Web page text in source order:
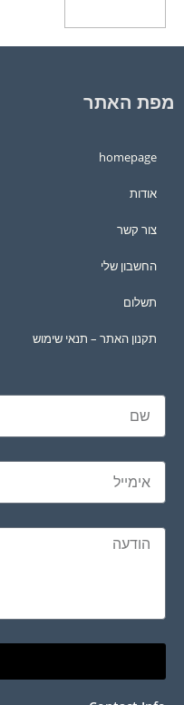
מפת האתר
homepage
אודות
צור קשר
החשבון שלי
תשלום
תקנון האתר – תנאי שימוש